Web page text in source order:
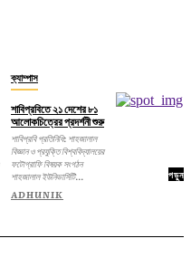
ক্যাম্পাস
শাবিপ্রবিতে ২১ দেশের ৮১
আলোকচিত্রের প্রদর্শনী শুরু
শাবিপ্রবি প্রতিনিধি: শাহজালাল
বিজ্ঞান ও প্রযুক্তি বিশ্ববিদ্যালয়ের
ফটোগ্রাফি বিষয়ক সংগঠন
শাহজালাল ইউনিভার্সিটি...
ADHUNIK
পড়ুন